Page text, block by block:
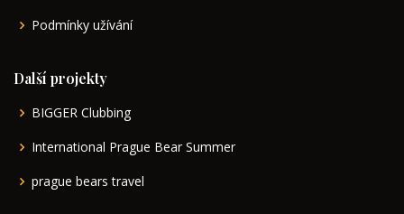
Podmínky užívání
Další projekty
BIGGER Clubbing
International Prague Bear Summer
prague bears travel